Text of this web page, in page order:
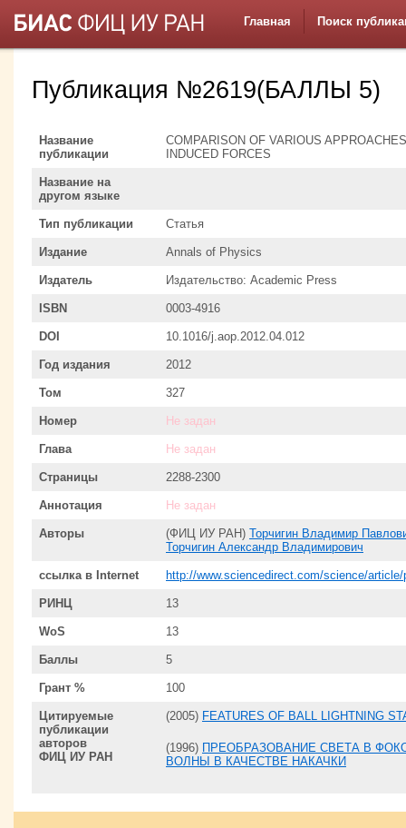
Главная Поиск
Публикация №2619(БАЛЛЫ 5)
Название
публикации
COMPARISON OF VARIOUS
INDUCED FORCES
Название на
другом языке
Тип публикации Статья
Издание Annals of Physics
Издатель Издательство: Academic Press
ISBN 0003-4916
DOI 10.1016/j.aop.2012.04.012
Год издания 2012
Том 327
Номер Не задан
Глава Не задан
Страницы 2288-2300
Аннотация Не задан
Авторы (ФИЦ ИУ РАН) Торчигин Владимир
Торчигин Александр Владимирович
ссылка в Internet http://www.sciencedirect.com/science/
РИНЦ 13
WoS 13
Баллы 5
Грант % 100
Цитируемые
публикации
авторов
ФИЦ ИУ РАН
(2005) FEATURES OF BALL LIGHTNING
(1996) ПРЕОБРАЗОВАНИЕ СВЕТА В
ВОЛНЫ В КАЧЕСТВЕ НАКАЧКИ